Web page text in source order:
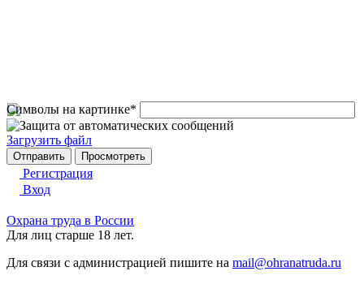
Символы на картинке*
Загрузить файл
Регистрация
Вход
Охрана труда в России
Для лиц старше 18 лет.
Для связи с администрацией пишите на mail@ohranatruda.ru